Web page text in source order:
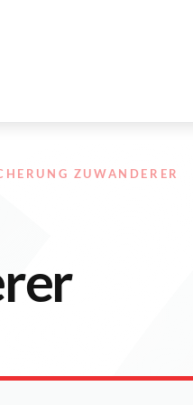
ZUWANDERER